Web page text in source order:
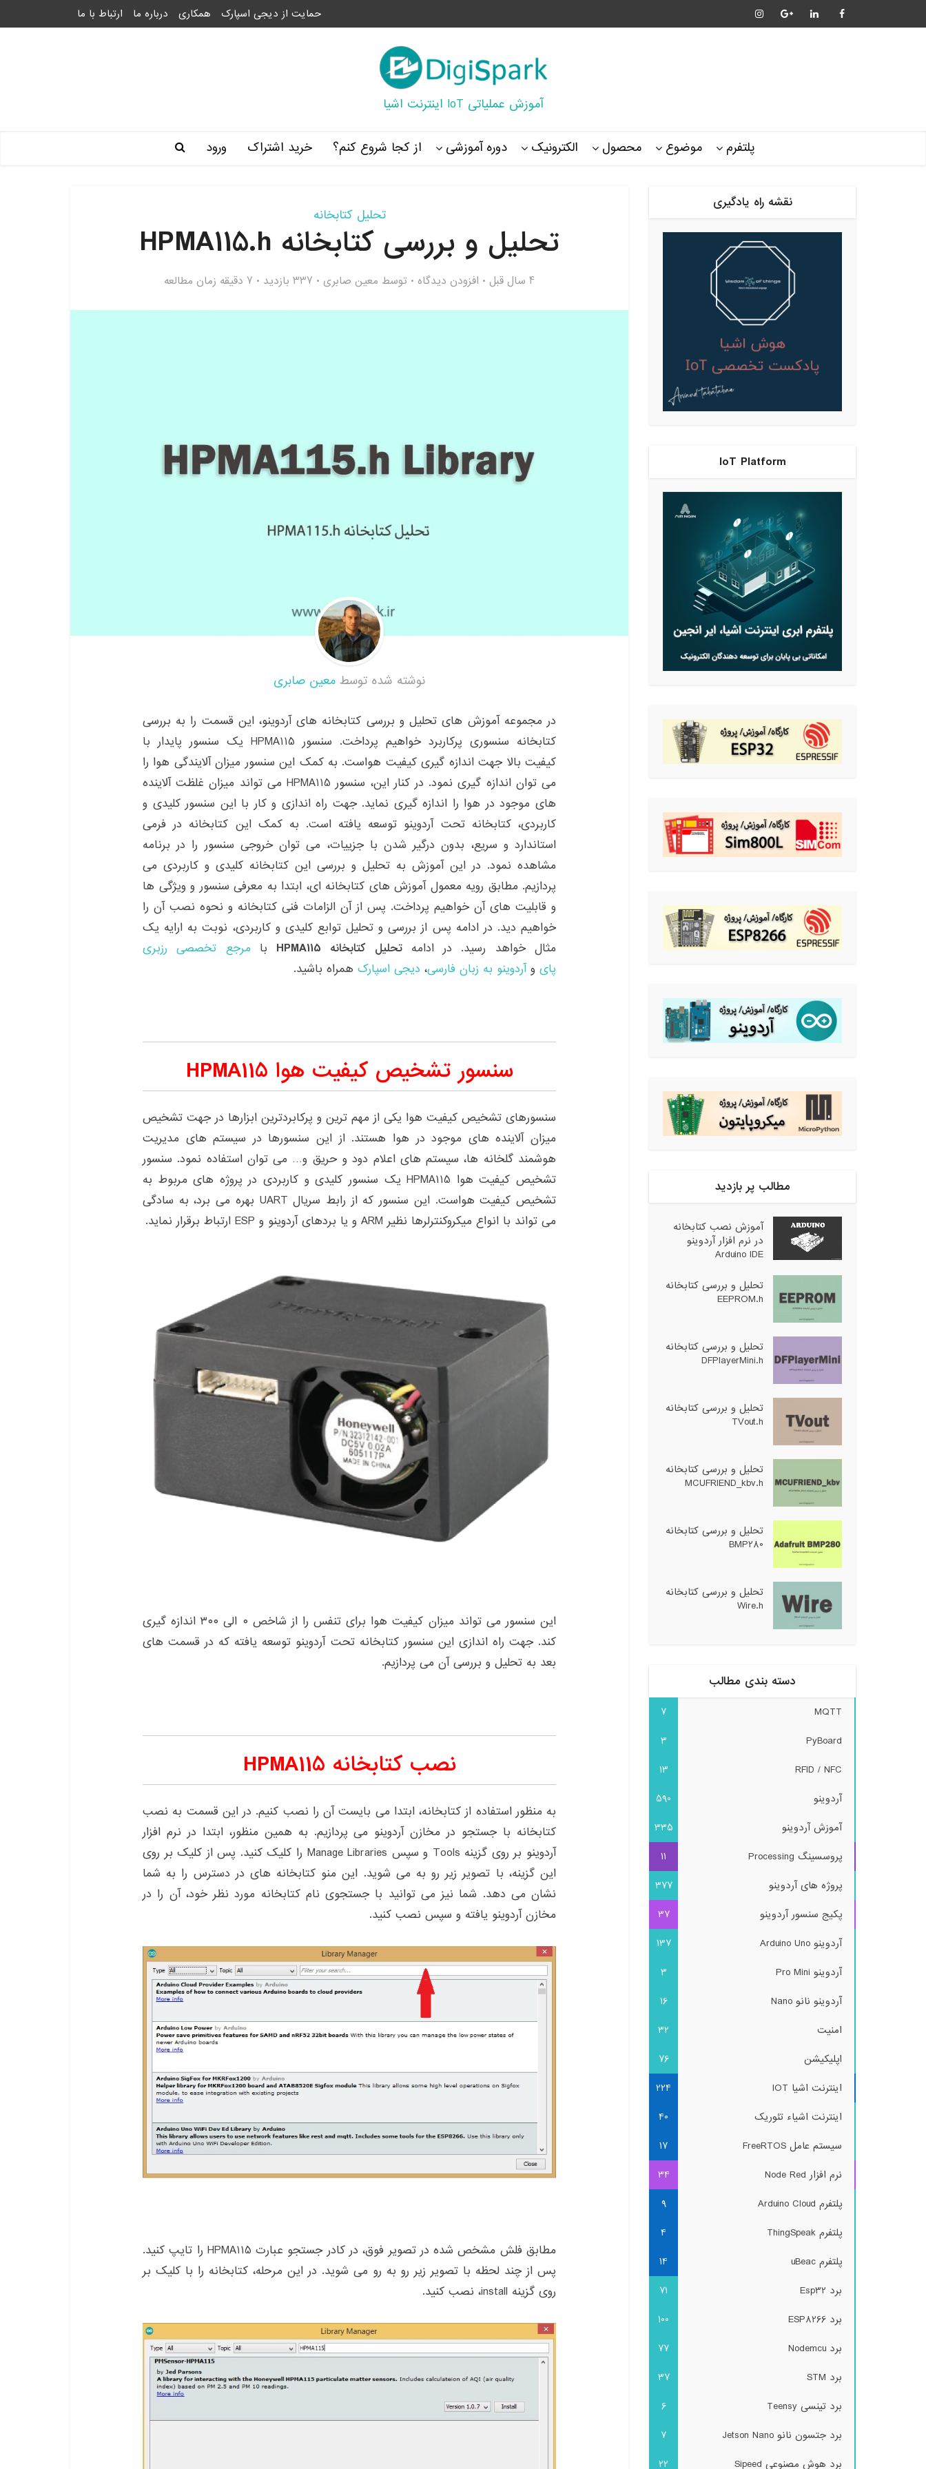
حمایت از دیجی اسپارک همکاری درباره ما ارتباط با ما
آموزش عملیاتی IoT اینترنت اشیا
پلتفرم موضوع محصول الکترونیک دوره آموزشی از کجا شروع کنم؟ خرید اشتراک ورود
تحلیل کتابخانه
تحلیل و بررسی کتابخانه HPMA115.h
4 سال قبل افزودن دیدگاه توسط معین صابری 337 بازدید 7 دقیقه زمان مطالعه
نوشته شده توسط معین صابری
در مجموعه آموزش های تحلیل و بررسی کتابخانه های آردوینو، این قسمت را به بررسی
کتابخانه سنسوری پرکاربرد خواهیم پرداخت. سنسور HPMA115 یک سنسور پایدار با
کیفیت بالا جهت اندازه گیری کیفیت هواست. به کمک این سنسور میزان آلایندگی هوا را
می توان اندازه گیری نمود. در کنار این، سنسور HPMA115 می تواند میزان غلظت آلاینده
های موجود در هوا را اندازه گیری نماید. جهت راه اندازی و کار با این سنسور کلیدی و
کاربردی، کتابخانه تحت آردوینو توسعه یافته است. به کمک این کتابخانه در فرمی
استاندارد و سریع، بدون درگیر شدن با جزییات، می توان خروجی سنسور را در برنامه
مشاهده نمود. در این آموزش به تحلیل و بررسی این کتابخانه کلیدی و کاربردی می
پردازیم. مطابق رویه معمول آموزش های کتابخانه ای، ابتدا به معرفی سنسور و ویژگی ها
و قابلیت های آن خواهیم پرداخت. پس از آن الزامات فنی کتابخانه و نحوه نصب آن را
خواهیم دید. در ادامه پس از بررسی و تحلیل توابع کلیدی و کاربردی، نوبت به ارایه یک
مثال خواهد رسید. در ادامهتحلیل کتابخانه HPMA115 با مرجع تخصصی رزبری
پای وآردوینو به زبان فارسی، دیجی اسپارک همراه باشید.
سنسور تشخیص کیفیت هوا HPMA115
سنسورهای تشخیص کیفیت هوا یکی از مهم ترین و پرکابردترین ابزارها در جهت تشخیص
میزان آلاینده های موجود در هوا هستند. از این سنسورها در سیستم های مدیریت
هوشمند گلخانه ها، سیستم های اعلام دود و حریق و… می توان استفاده نمود. سنسور
تشخیص کیفیت هوا HPMA115 یک سنسور کلیدی و کاربردی در پروژه های مربوط به
تشخیص کیفیت هواست. این سنسور که از رابط سریال UART بهره می برد، به سادگی
می تواند با انواع میکروکنترلرها نظیر ARM و یا بردهای آردوینو و ESP ارتباط برقرار نماید.
این سنسور می تواند میزان کیفیت هوا برای تنفس را از شاخص ۰ الی ۳۰۰ اندازه گیری
کند. جهت راه اندازی این سنسور کتابخانه تحت آردوینو توسعه یافته که در قسمت های
بعد به تحلیل و بررسی آن می پردازیم.
نصب کتابخانه HPMA115
به منظور استفاده از کتابخانه، ابتدا می بایست آن را نصب کنیم. در این قسمت به نصب
کتابخانه با جستجو در مخازن آردوینو می پردازیم. به همین منظور، ابتدا در نرم افزار
آردوینو بر روی گزینه Tools و سپس Manage Libraries را کلیک کنید. پس از کلیک بر روی
این گزینه، با تصویر زیر رو به می شوید. این منو کتابخانه های در دسترس را به شما
نشان می دهد. شما نیز می توانید با جستجوی نام کتابخانه مورد نظر خود، آن را در
مخازن آردوینو یافته و سپس نصب کنید.
مطابق فلش مشخص شده در تصویر فوق، در کادر جستجو عبارت HPMA115 را تایپ کنید.
پس از چند لحظه با تصویر زیر رو به رو می شوید. در این مرحله، کتابخانه را با کلیک بر
روی گزینه install، نصب کنید.
نقشه راه یادگیری
IoT Platform
مطالب پر بازدید
آموزش نصب کتابخانه
در نرم افزار آردوینو
Arduino IDE
تحلیل و بررسی کتابخانه
EEPROM.h
تحلیل و بررسی کتابخانه
DFPlayerMini.h
تحلیل و بررسی کتابخانه
TVout.h
تحلیل و بررسی کتابخانه
MCUFRIEND_kbv.h
تحلیل و بررسی کتابخانه
BMP280
تحلیل و بررسی کتابخانه
Wire.h
دسته بندی مطالب
MQTT
7
PyBoard
3
RFID / NFC
13
آردوینو
590
آموزش آردوینو
335
پروسسینگ Processing
11
پروژه های آردوینو
377
پکیج سنسور آردوینو
37
آردوینو Arduino Uno
137
آردوینو Pro Mini
3
آردوینو نانو Nano
16
امنیت
32
اپلیکیشن
76
اینترنت اشیا IOT
224
اینترنت اشیاء تئوریک
40
سیستم عامل FreeRTOS
17
نرم افزار Node Red
34
پلتفرم Arduino Cloud
9
پلتفرم ThingSpeak
4
پلتفرم uBeac
14
برد Esp32
71
برد ESP8266
100
برد Nodemcu
77
برد STM
37
برد تینسی Teensy
6
برد جتسون نانو Jetson Nano
7
برد هوش مصنوعی Sipeed
22